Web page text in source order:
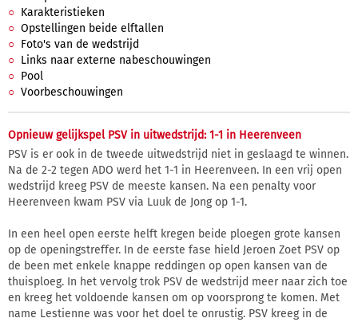
Karakteristieken
Opstellingen beide elftallen
Foto's van de wedstrijd
Links naar externe nabeschouwingen
Pool
Voorbeschouwingen
Opnieuw gelijkspel PSV in uitwedstrijd: 1-1 in Heerenveen
PSV is er ook in de tweede uitwedstrijd niet in geslaagd te winnen.
Na de 2-2 tegen ADO werd het 1-1 in Heerenveen. In een vrij open
wedstrijd kreeg PSV de meeste kansen. Na een penalty voor
Heerenveen kwam PSV via Luuk de Jong op 1-1.
In een heel open eerste helft kregen beide ploegen grote kansen
op de openingstreffer. In de eerste fase hield Jeroen Zoet PSV op
de been met enkele knappe reddingen op open kansen van de
thuisploeg. In het vervolg trok PSV de wedstrijd meer naar zich toe
en kreeg het voldoende kansen om op voorsprong te komen. Met
name Lestienne was voor het doel te onrustig. PSV kreeg in de